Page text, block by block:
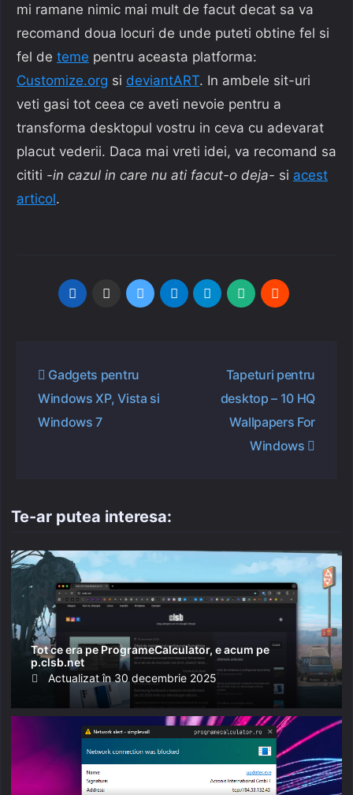
mi ramane nimic mai mult de facut decat sa va
recomand doua locuri de unde puteti obtine fel si
fel de teme pentru aceasta platforma:
Customize.org si deviantART. In ambele sit-uri
veti gasi tot ceea ce aveti nevoie pentru a
transforma desktopul vostru in ceva cu adevarat
placut vederii. Daca mai vreti idei, va recomand sa
cititi -in cazul in care nu ati facut-o deja- si acest
articol.
Navigare
articole
Gadgets pentru
Windows XP, Vista si
Windows 7
Tapeturi pentru
desktop – 10 HQ
Wallpapers For
Windows
Te-ar putea interesa:
Tot ce era pe ProgrameCalculator, e acum pe
p.clsb.net
Posted
Actualizat în 30 decembrie 2025